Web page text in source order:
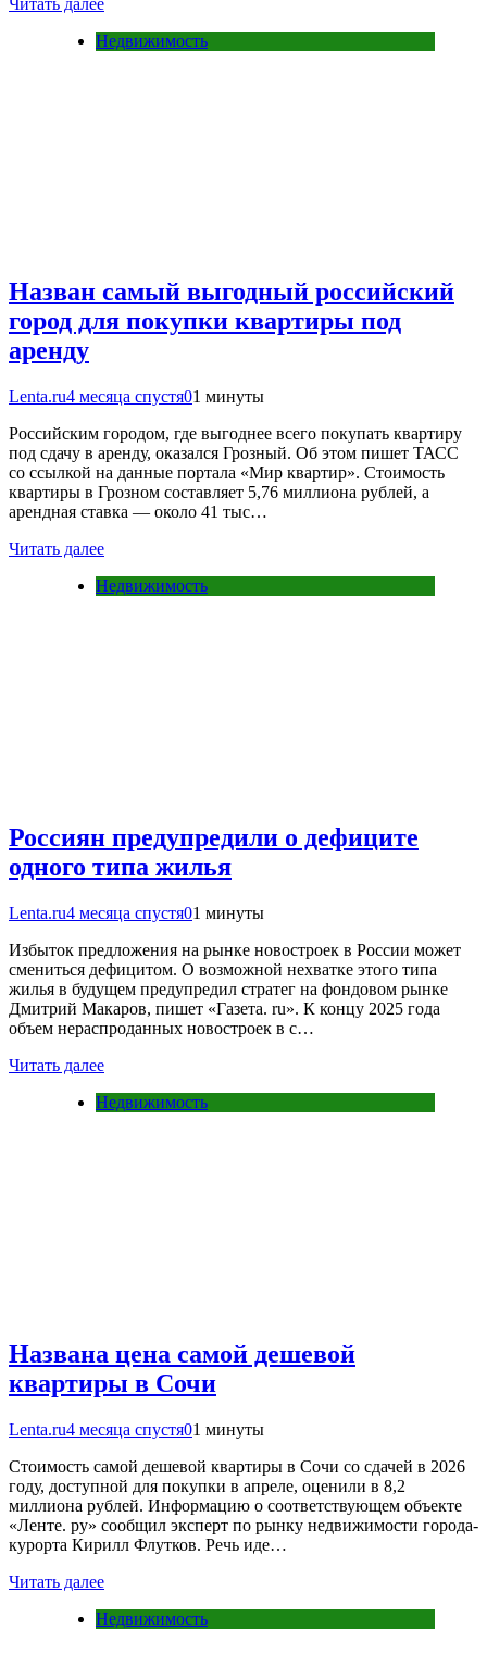
Недвижимость
Назван самый выгодный российский
город для покупки квартиры под
аренду
Lenta.ru4 месяца спустя01 минуты
Российским городом, где выгоднее всего покупать квартиру
под сдачу в аренду, оказался Грозный. Об этом пишет ТАСС
со ссылкой на данные портала «Мир квартир». Стоимость
квартиры в Грозном составляет 5,76 миллиона рублей, а
арендная ставка — около 41 тыс…
Читать далее
Недвижимость
Россиян предупредили о дефиците
одного типа жилья
Lenta.ru4 месяца спустя01 минуты
Избыток предложения на рынке новостроек в России может
смениться дефицитом. О возможной нехватке этого типа
жилья в будущем предупредил стратег на фондовом рынке
Дмитрий Макаров, пишет «Газета. ru». К концу 2025 года
объем нераспроданных новостроек в с…
Читать далее
Недвижимость
Названа цена самой дешевой
квартиры в Сочи
Lenta.ru4 месяца спустя01 минуты
Стоимость самой дешевой квартиры в Сочи со сдачей в 2026
году, доступной для покупки в апреле, оценили в 8,2
миллиона рублей. Информацию о соответствующем объекте
«Ленте. ру» сообщил эксперт по рынку недвижимости города-
курорта Кирилл Флутков. Речь иде…
Читать далее
Недвижимость